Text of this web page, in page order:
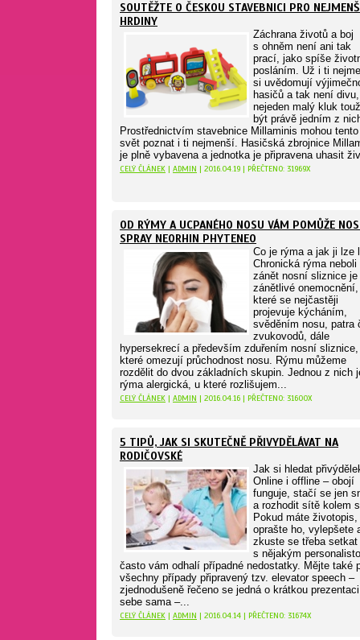
SOUTĚŽTE O ČESKOU STAVEBNICI PRO
HRDINY
Záchrana životů a boj
s ohněm není ani tak
prací, jako spíše
posláním. Už i ti
si uvědomují
hasičů a tak není
nejeden malý kluk
být právě jedním z
Prostřednictvím stavebnice Millaminis mohou tento
svět poznat i ti nejmenší. Hasičská zbrojnice
je plně vybavena a jednotka je připravena uhasit
CELÝ ČLÁNEK | ADMIN | 2016.04.19 | PŘEČTENO: 31969X
OD RÝMY A UCPANÉHO NOSU VÁM POMŮŽE
SPRAY NEORHIN PHYTENEO
Co je rýma a jak ji lze
Chronická rýma neboli
zánět nosní sliznice je
zánětlivé onemocnění,
které se nejčastěji
projevuje kýcháním,
svěděním nosu, patra
zvukovodů, dále
hypersekrecí a především zduřením nosní sliznice,
které omezují průchodnost nosu. Rýmu můžeme
rozdělit do dvou základních skupin. Jednou z nich
rýma alergická, u které rozlišujem...
CELÝ ČLÁNEK | ADMIN | 2016.04.16 | PŘEČTENO: 31600X
5 TIPŮ, JAK SI SKUTEČNĚ PŘIVYDĚLÁVAT NA
RODIČOVSKÉ
Jak si hledat
Online i offline – obojí
funguje, stačí se jen
a rozhodit sítě kolem
Pokud máte životopis,
oprašte ho, vylepšete
zkuste se třeba setkat
s nějakým
často vám odhalí případné nedostatky. Mějte také
všechny případy připravený tzv. elevator speech –
zjednodušeně řečeno se jedná o krátkou prezentaci
sebe sama –...
CELÝ ČLÁNEK | ADMIN | 2016.04.14 | PŘEČTENO: 31674X